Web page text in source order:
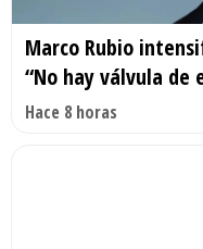
Marco Rubio
“No hay válvula de
Hace 8 horas